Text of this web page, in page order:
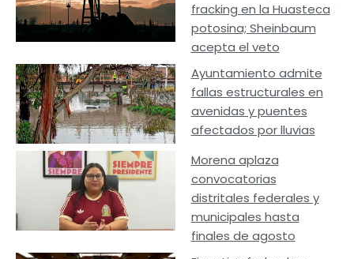
fracking en la Huasteca
potosina; Sheinbaum
acepta el veto
Ayuntamiento admite
fallas estructurales en
avenidas y puentes
afectados por lluvias
Morena aplaza
convocatorias
distritales federales y
municipales hasta
finales de agosto